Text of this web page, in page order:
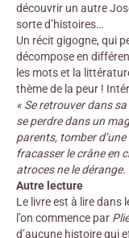
découvrir un autre
sorte d’histoires…
Un récit gigogne, qui
décompose en
les mots et la
thème de la peur !
« Se retrouver dans
se perdre dans un
parents, tomber
fracasser le crâne en
atroces ne le dérange.
Autre lecture
Le livre est à lire dans
l’on commence par
d’aucune histoire qui